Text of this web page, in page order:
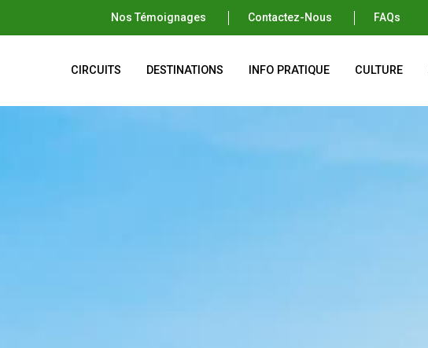
Nos Témoignages Contactez-Nous FAQs
CIRCUITS DESTINATIONS INFO PRATIQUE CULTURE